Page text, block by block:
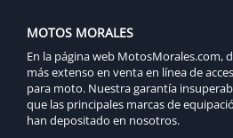
MOTOS MORALES
En la página web MotosMorales.com,
más extenso en venta en línea de
para moto. Nuestra garantía
que las principales marcas de
han depositado en nosotros.